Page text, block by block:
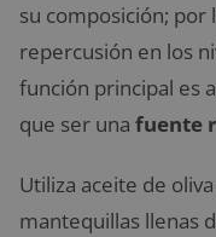
su composición;
repercusión en los
función principal es
que ser una fuente
Utiliza aceite de
mantequillas llenas